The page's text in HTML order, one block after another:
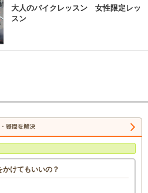
大人のバイクレッスン 女性限定レッ
スン
疑問を解決
けてもいいの？